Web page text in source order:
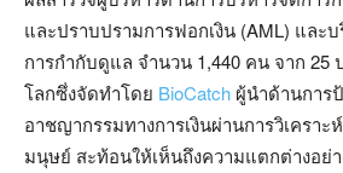
และปราบปรามการฟอกเงิน (AML) และ
การกำกับดูแล จำนวน 1,440 คน จาก 25
โลกซึ่งจัดทำโดย BioCatch ผู้นำด้านการ
อาชญากรรมทางการเงินผ่านการวิเครา
มนุษย์ สะท้อนให้เห็นถึงความแตกต่างอย่